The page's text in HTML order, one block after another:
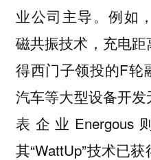
业公司主导。例如
磁共振技术，充电
得西门子领投的F轮
汽车等大型设备开
表企业Energous
其“WattUp”技术已